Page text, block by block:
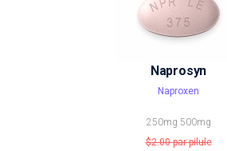
Naprosyn
Naproxen
250mg 500mg
$2.00par pilule